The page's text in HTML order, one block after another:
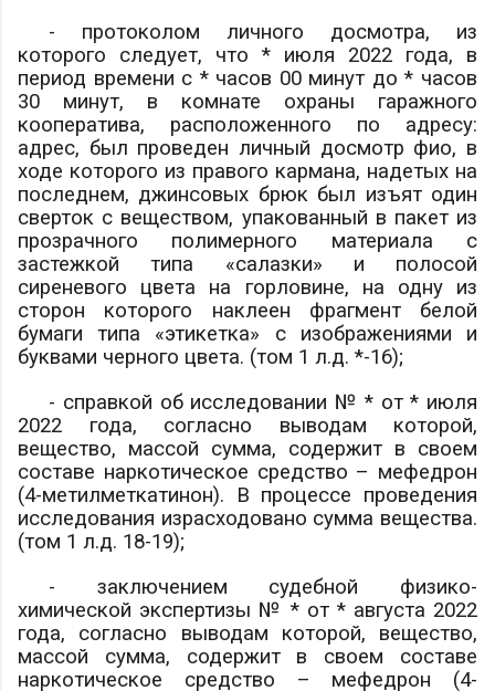
- протоколом личного досмотра, из
которого следует, что * июля 2022 года, в
период времени с * часов 00 минут до * часов
30 минут, в комнате охраны гаражного
кооператива, расположенного по адресу:
адрес, был проведен личный досмотр фио, в
ходе которого из правого кармана, надетых на
последнем, джинсовых брюк был изъят один
сверток с веществом, упакованный в пакет из
прозрачного полимерного материала с
застежкой типа «салазки» и полосой
сиреневого цвета на горловине, на одну из
сторон которого наклеен фрагмент белой
бумаги типа «этикетка» с изображениями и
буквами черного цвета. (том 1 л.д. *-16);
- справкой об исследовании № * от * июля
2022 года, согласно выводам которой,
вещество, массой сумма, содержит в своем
составе наркотическое средство – мефедрон
(4-метилметкатинон). В процессе проведения
исследования израсходовано сумма вещества.
(том 1 л.д. 18-19);
- заключением судебной физико-
химической экспертизы № * от * августа 2022
года, согласно выводам которой, вещество,
массой сумма, содержит в своем составе
наркотическое средство – мефедрон (4-